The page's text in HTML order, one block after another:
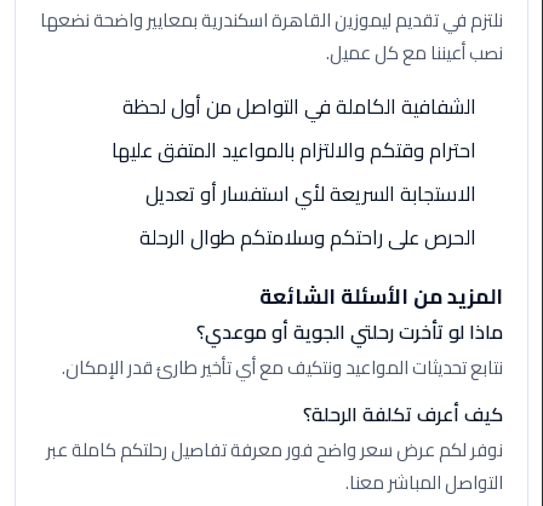
ليموزين
الشيخ
ليموزين
مطار
الخط
الساخن
ليموزين
مطار
العاصمة
الادارية
نلتزم في تقديم ليموزين القاهرة اسكندرية بمعايير واضحة نضعها
نصب أعيننا مع كل عميل.
الشفافية الكاملة في التواصل من أول لحظة
احترام وقتكم والالتزام بالمواعيد المتفق عليها
الاستجابة السريعة لأي استفسار أو تعديل
الحرص على راحتكم وسلامتكم طوال الرحلة
المزيد من الأسئلة الشائعة
ماذا لو تأخرت رحلتي الجوية أو موعدي؟
نتابع تحديثات المواعيد ونتكيف مع أي تأخير طارئ قدر الإمكان.
كيف أعرف تكلفة الرحلة؟
نوفر لكم عرض سعر واضح فور معرفة تفاصيل رحلتكم كاملة عبر
التواصل المباشر معنا.